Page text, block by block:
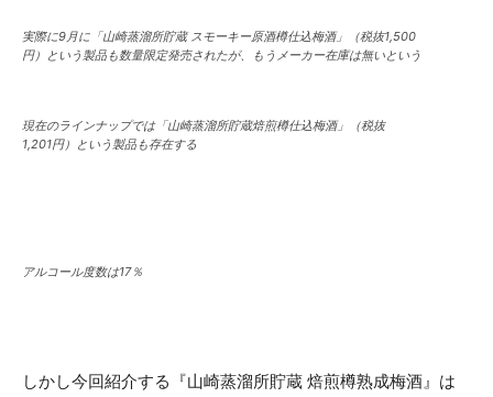
実際に9月に「山崎蒸溜所貯蔵 スモーキー原酒樽仕込梅酒」（税抜1,500
円）という製品も数量限定発売されたが、もうメーカー在庫は無いという
現在のラインナップでは「山崎蒸溜所貯蔵焙煎樽仕込梅酒」（税抜
1,201円）という製品も存在する
アルコール度数は17％
しかし今回紹介する『山崎蒸溜所貯蔵 焙煎樽熟成梅酒』は